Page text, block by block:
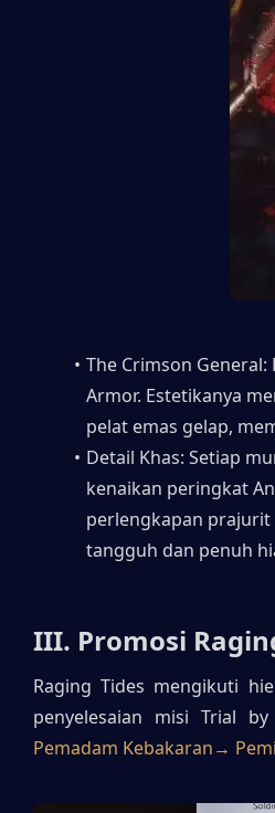
The Crimson
Armor. Estetikanya
pelat emas gelap,
Detail Khas: Setiap
kenaikan peringkat
perlengkapan prajurit
tangguh dan penuh
III. Promosi
Raging Tides mengikuti
penyelesaian misi Trial
Pemadam Kebakaran→